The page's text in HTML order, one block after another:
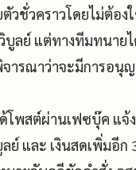
วชั่วคราวโดยไม่ต้อ
ลย์ แต่ทางทีมทนาย
ารณาว่าจะมีการอ
พสต์ผ่านเฟซบุ๊ค แจ้
ย์ และ เงินสดเพิ่มอี